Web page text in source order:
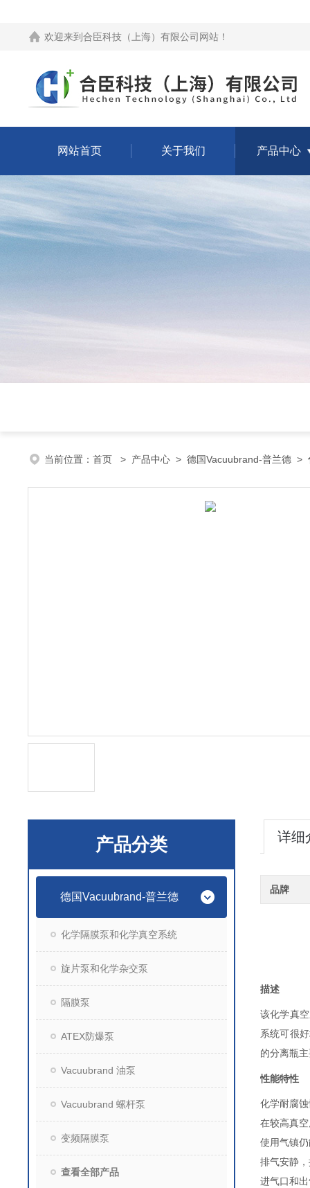
欢迎来到 合臣科技（上海）有限公司网站 ！
网站首页 关于我们 产品中心
当前位置： 首页 > 产品中心 > 德国Vacuubrand-普兰德 >
产品分类
德国Vacuubrand-普兰德
化学隔膜泵和化学真空系统
旋片泵和化学杂交泵
隔膜泵
ATEX防爆泵
Vacuubrand 油泵
Vacuubrand 螺杆泵
变频隔膜泵
查看全部产品
详细
品牌
描述
该化学真
系统可很
的分离瓶
性能特性
化学耐腐
在较高真
使用气镇
排气安静
进气口和